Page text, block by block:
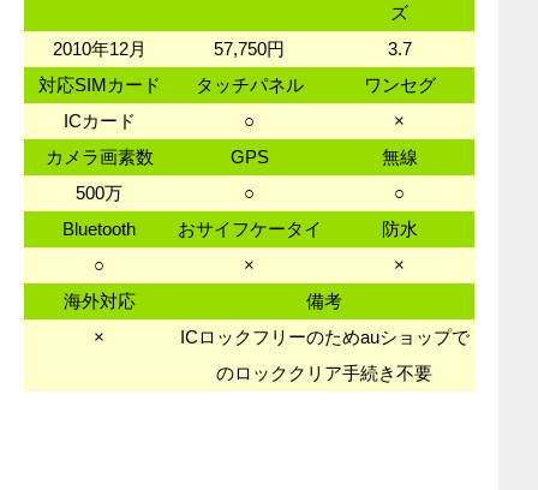
ズ
2010年12月
57,750円
3.7
対応SIMカード
タッチパネル
ワンセグ
ICカード
○
×
カメラ画素数
GPS
無線
500万
○
○
Bluetooth
おサイフケータイ
防水
○
×
×
海外対応
備考
×
ICロックフリーのためauショップで
のロッククリア手続き不要